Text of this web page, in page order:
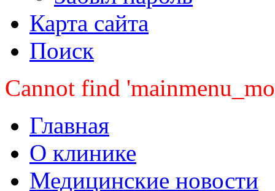
Карта сайта
Поиск
Cannot find
Главная
О клинике
Медицинские новости